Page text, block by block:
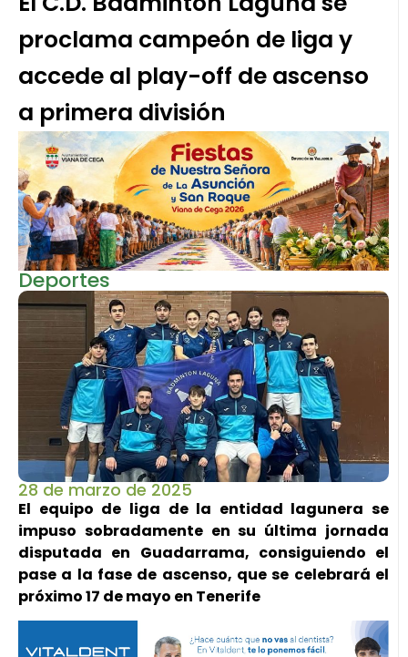
proclama campeón de liga y
accede al play-off de ascenso
a primera división
Deportes
28 de marzo de 2025
El equipo de liga de la entidad lagunera se
impuso sobradamente en su última jornada
disputada en Guadarrama, consiguiendo el
pase a la fase de ascenso, que se celebrará el
próximo 17 de mayo en Tenerife